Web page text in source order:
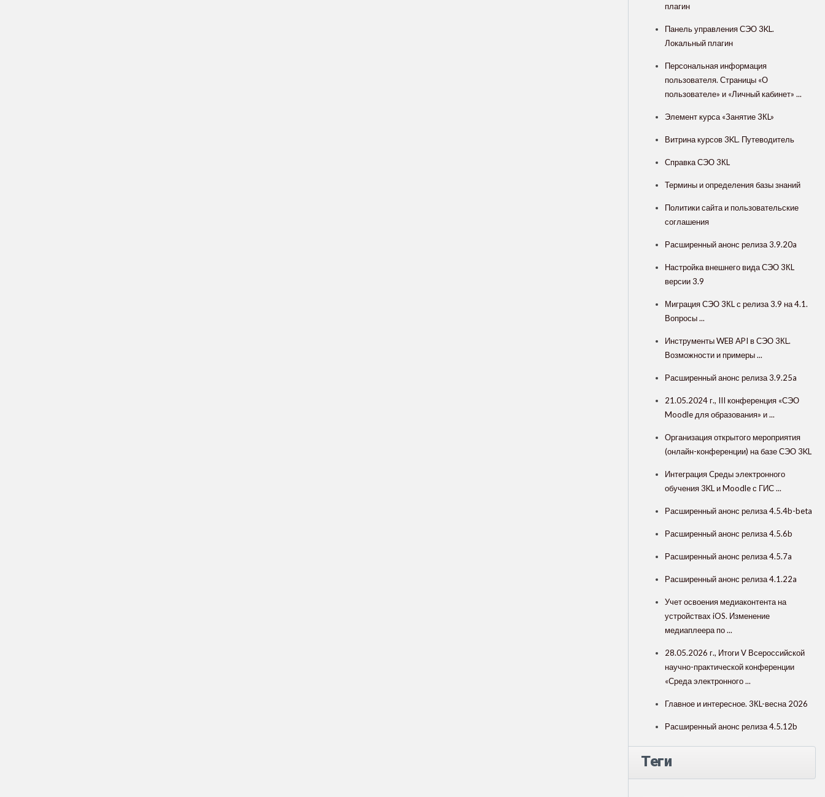
плагин
Панель управления СЭО 3KL.
Локальный плагин
Персональная информация
пользователя. Страницы «О
пользователе» и «Личный кабинет» ...
Элемент курса «Занятие 3КL»
Витрина курсов 3KL. Путеводитель
Справка СЭО 3КL
Термины и определения базы знаний
Политики сайта и пользовательские
соглашения
Расширенный анонс релиза 3.9.20a
Настройка внешнего вида СЭО 3КL
версии 3.9
Миграция СЭО 3КL с релиза 3.9 на 4.1.
Вопросы ...
Инструменты WEB API в СЭО 3КL.
Возможности и примеры ...
Расширенный анонс релиза 3.9.25a
21.05.2024 г., III конференция «СЭО
Moodle для образования» и ...
Организация открытого мероприятия
(онлайн-конференции) на базе СЭО 3KL
Интеграция Cреды электронного
обучения 3KL и Moodle с ГИС ...
Расширенный анонс релиза 4.5.4b-beta
Расширенный анонс релиза 4.5.6b
Расширенный анонс релиза 4.5.7a
Расширенный анонс релиза 4.1.22a
Учет освоения медиаконтента на
устройствах iOS. Изменение
медиаплеера по ...
28.05.2026 г., Итоги V Всероссийской
научно-практической конференции
«Среда электронного ...
Главное и интересное. 3КL-весна 2026
Расширенный анонс релиза 4.5.12b
Теги